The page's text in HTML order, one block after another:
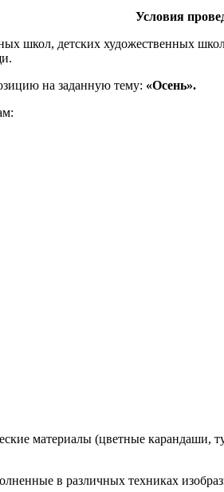
Условия
школ, детских художественных
на заданную тему: «Осень».
материалы (цветные карандаши,
в различных техниках